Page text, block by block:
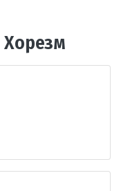
Хорезм